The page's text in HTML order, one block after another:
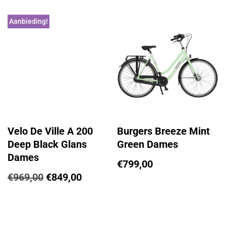
Aanbieding!
Velo De Ville A 200
Deep Black Glans
Dames
€969,00 €849,00
Burgers Breeze Mint
Green Dames
€799,00